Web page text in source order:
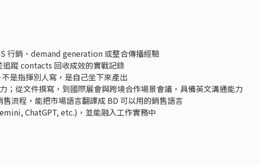
行銷、demand generation 或整合傳播經驗
追蹤 contacts 回收成效的實戰記錄
是指揮別人寫，是自己坐下來產出
；從文件撰寫，到國際展會與跨境合作場景會議，具備英文溝通能力
流程，能把市場語言翻譯成 BD 可以用的銷售語言
ChatGPT, etc.)，並能融入工作實務中